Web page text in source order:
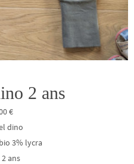
2 ans
€
dino
3% lycra
ans